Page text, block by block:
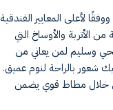
ووفقًا لأعلى المعايير الفندقية
الأتربة والأوساخ التي
وسليم لمن يعاني من
شعور بالراحة لنوم عميق.
خلال مطاط قوي يضمن